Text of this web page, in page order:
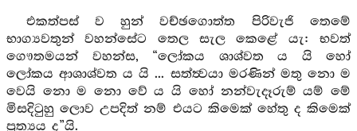
එකත්පස් ව හුන් වච්ඡගොත්ත පිරිවැජි තෙමේ
භාග්‍යවතුන් වහන්සේට තෙල සැල කෙළේ යැ: භවත්
ගෞතමයන් වහන්ස, “ලෝකය ශාශ්වත ය යි හෝ
ලෝකය ආශාශ්වත ය යි ... සත්ත්‍වයා මරණින් මතු නො ම
වෙයි නො ම නො වේ ය යි හෝ නන්වැදෑරුම් යම් මේ
මිසදිටුහු ලොව උපදිත් නම් එයට කිමෙක් හේතු ද කිමෙක්
ප්‍රත්‍යය ද”යි.